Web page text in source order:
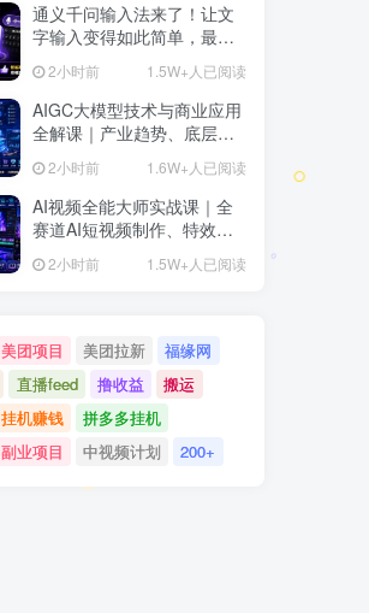
通义千问输入法来了！让文
字输入变得如此简单，最快
300字/分，AI自动润色，说
话秒变工整文字
2小时前 1.5W+人已阅读
AIGC大模型技术与商业应用
全解课｜产业趋势、底层架
构、MaaS商业模式、全行业
场景落地实战教程
2小时前 1.6W+人已阅读
AI视频全能大师实战课｜全
赛道AI短视频制作、特效创
作、场景变现零基础全套教
程2小时前 1.5W+人已阅读
美团项目 美团拉新
福缘网
直播feed 撸收益
搬运
挂机赚钱
拼多多挂机
副业项目 中视频计划 200+